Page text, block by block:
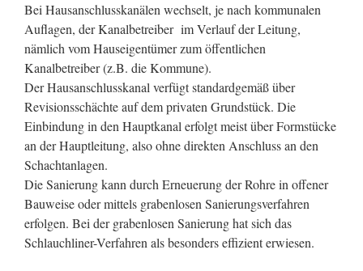
Bei Hausanschlusskanälen wechselt, je nach kommunalen
Auflagen, der Kanalbetreiber im Verlauf der Leitung,
nämlich vom Hauseigentümer zum öffentlichen
Kanalbetreiber (z.B. die Kommune).
Der Hausanschlusskanal verfügt standardgemäß über
Revisionsschächte auf dem privaten Grundstück. Die
Einbindung in den Hauptkanal erfolgt meist über Formstücke
an der Hauptleitung, also ohne direkten Anschluss an den
Schachtanlagen.
Die Sanierung kann durch Erneuerung der Rohre in offener
Bauweise oder mittels grabenlosen Sanierungsverfahren
erfolgen. Bei der grabenlosen Sanierung hat sich das
Schlauchliner-Verfahren als besonders effizient erwiesen.